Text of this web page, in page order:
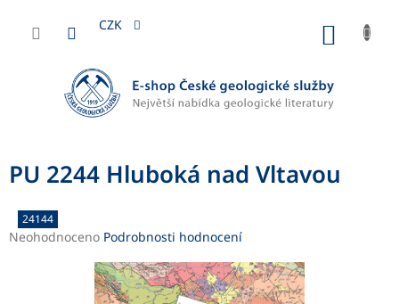
obsah
CZK
PU 2244 Hluboká nad Vltavou
24144
Průměrné
Neohodnoceno Podrobnosti hodnocení